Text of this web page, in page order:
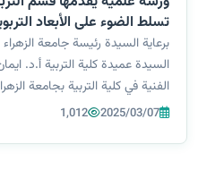
تسلط الضوء على الأبعاد
برعاية السيدة رئيسة جامعة
السيدة عميدة كلية التربية أ.د.
الفنية في كلية التربية بجامعة
ومركز التعليم المستمر ورشة
2025/03/07
1,012